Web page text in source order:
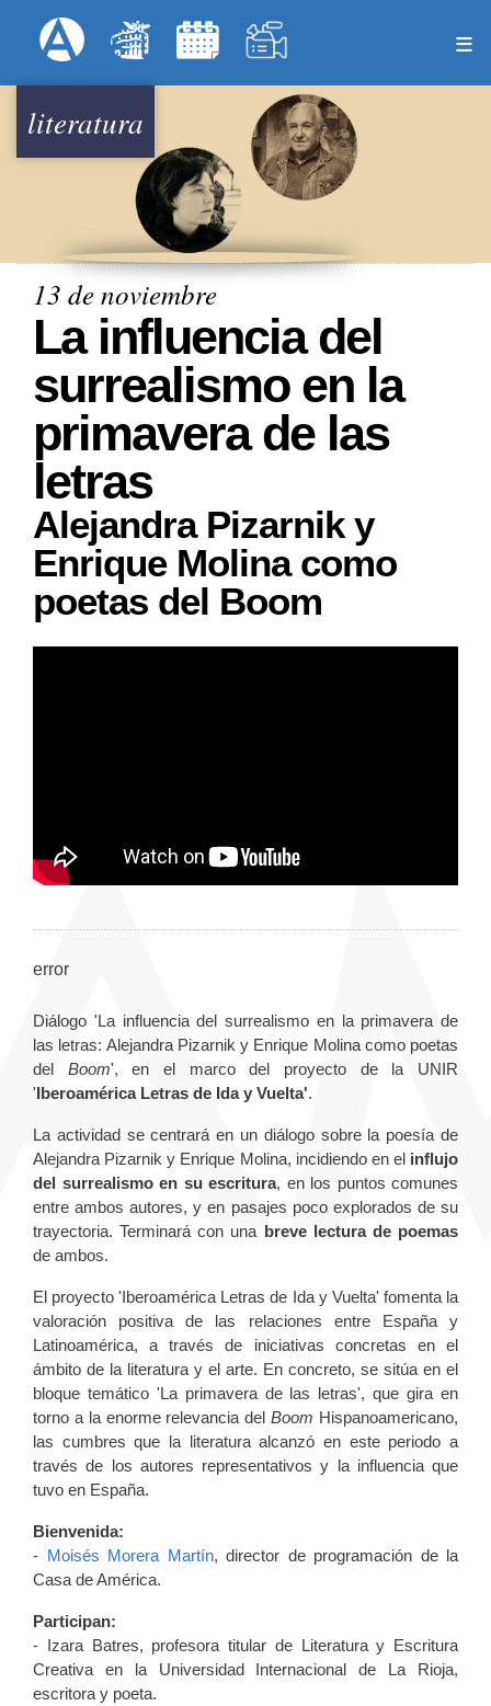
al
principal
Menú Superior
literatura
13 de noviembre
La influencia del
surrealismo en la
primavera de las
letras
Alejandra Pizarnik y
Enrique Molina como
poetas del Boom
error
Diálogo 'La influencia del surrealismo en la primavera de
las letras: Alejandra Pizarnik y Enrique Molina como poetas
del Boom', en el marco del proyecto de la UNIR
'Iberoamérica Letras de Ida y Vuelta'.
La actividad se centrará en un diálogo sobre la poesía de
Alejandra Pizarnik y Enrique Molina, incidiendo en el influjo
del surrealismo en su escritura, en los puntos comunes
entre ambos autores, y en pasajes poco explorados de su
trayectoria. Terminará con una breve lectura de poemas
de ambos.
El proyecto 'Iberoamérica Letras de Ida y Vuelta' fomenta la
valoración positiva de las relaciones entre España y
Latinoamérica, a través de iniciativas concretas en el
ámbito de la literatura y el arte. En concreto, se sitúa en el
bloque temático 'La primavera de las letras', que gira en
torno a la enorme relevancia delBoom Hispanoamericano,
las cumbres que la literatura alcanzó en este periodo a
través de los autores representativos y la influencia que
tuvo en España.
Bienvenida:
- Moisés Morera Martín, director de programación de la
Casa de América.
Participan:
- Izara Batres, profesora titular de Literatura y Escritura
Creativa en la Universidad Internacional de La Rioja,
escritora y poeta.